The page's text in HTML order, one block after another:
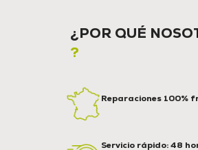
¿POR QUÉ
?
Reparaciones 100%
Servicio rápido: 48